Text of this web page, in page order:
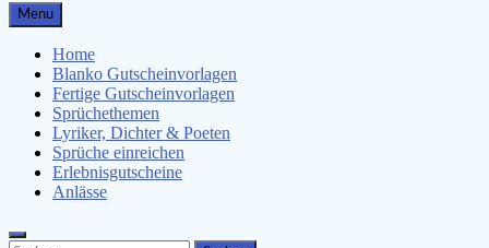
Gutscheinspruch.de
Gutscheinsprüche & Gutscheinvorlagen finden
Menu
Home
Blanko Gutscheinvorlagen
Fertige Gutscheinvorlagen
Sprüchethemen
Lyriker, Dichter & Poeten
Sprüche einreichen
Erlebnisgutscheine
Anlässe
Search